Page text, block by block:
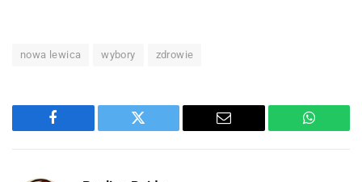
nowa lewica wybory zdrowie
Facebook Twitter Email